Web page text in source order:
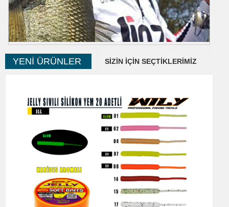
JINZA
türlü Profesyonel Olta Makine, Kamış, Misina, İğne,Klips, Çanta ve
Aksesuar Gibi Kaliteli ve Güvenilir Ürünleri Bulabilirsiniz.Profesyonel
Balıkçılıkta Size Performans Kazandıracak Jinza Ürünlerimizi
Sitemizden İnceleyebilirsiniz...
Ürünler Video
YENI ÜRÜNLER SIZIN İÇIN SEÇTIKLERIMIZ